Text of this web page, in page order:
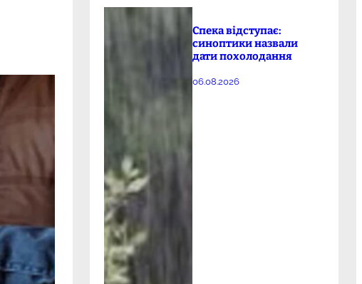
Спека відступає:
синоптики назвали
дати похолодання
06.08.2026